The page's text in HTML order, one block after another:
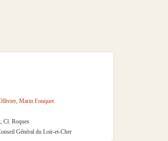
, Marin Fouquet
Cl. Roques
Général du Loir-et-Cher